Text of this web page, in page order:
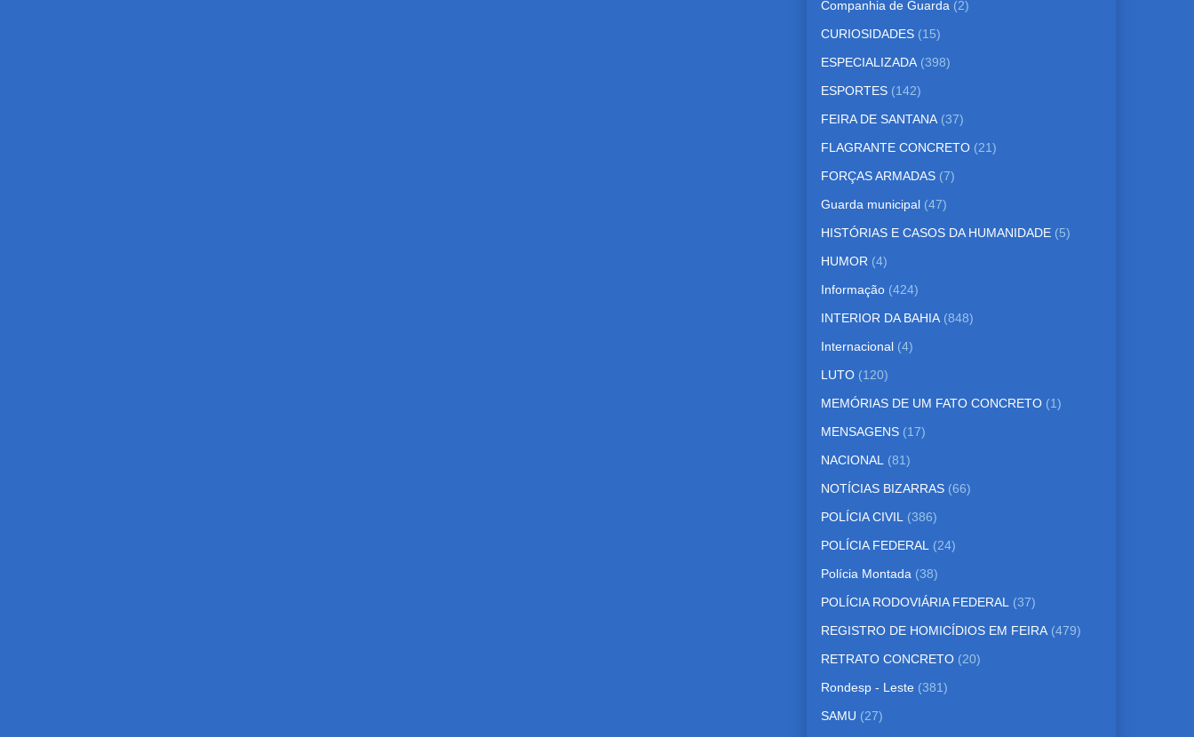
Companhia de Guarda (2)
CURIOSIDADES (15)
ESPECIALIZADA (398)
ESPORTES (142)
FEIRA DE SANTANA (37)
FLAGRANTE CONCRETO (21)
FORÇAS ARMADAS (7)
Guarda municipal (47)
HISTÓRIAS E CASOS DA HUMANIDADE (5)
HUMOR (4)
Informação (424)
INTERIOR DA BAHIA (848)
Internacional (4)
LUTO (120)
MEMÓRIAS DE UM FATO CONCRETO (1)
MENSAGENS (17)
NACIONAL (81)
NOTÍCIAS BIZARRAS (66)
POLÍCIA CIVIL (386)
POLÍCIA FEDERAL (24)
Polícia Montada (38)
POLÍCIA RODOVIÁRIA FEDERAL (37)
REGISTRO DE HOMICÍDIOS EM FEIRA (479)
RETRATO CONCRETO (20)
Rondesp - Leste (381)
SAMU (27)